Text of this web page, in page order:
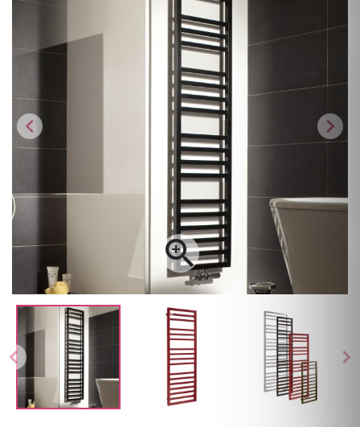
chevron_left chevron_right
chevron_left

chevron_right